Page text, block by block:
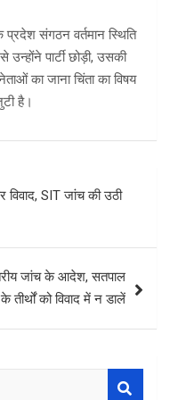
संगठन वर्तमान स्थिति
पार्टी छोड़ी, उसकी
का जाना चिंता का विषय
है।
SIT जांच की उठी
जांच के आदेश, सतपाल
तीर्थों को विवाद में न डालें